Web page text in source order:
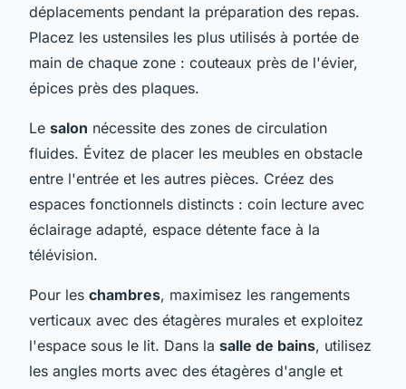
déplacements pendant la préparation des repas.
Placez les ustensiles les plus utilisés à portée de
main de chaque zone : couteaux près de l'évier,
épices près des plaques.
Le salon nécessite des zones de circulation
fluides. Évitez de placer les meubles en obstacle
entre l'entrée et les autres pièces. Créez des
espaces fonctionnels distincts : coin lecture avec
éclairage adapté, espace détente face à la
télévision.
Pour les chambres, maximisez les rangements
verticaux avec des étagères murales et exploitez
l'espace sous le lit. Dans la salle de bains, utilisez
les angles morts avec des étagères d'angle et